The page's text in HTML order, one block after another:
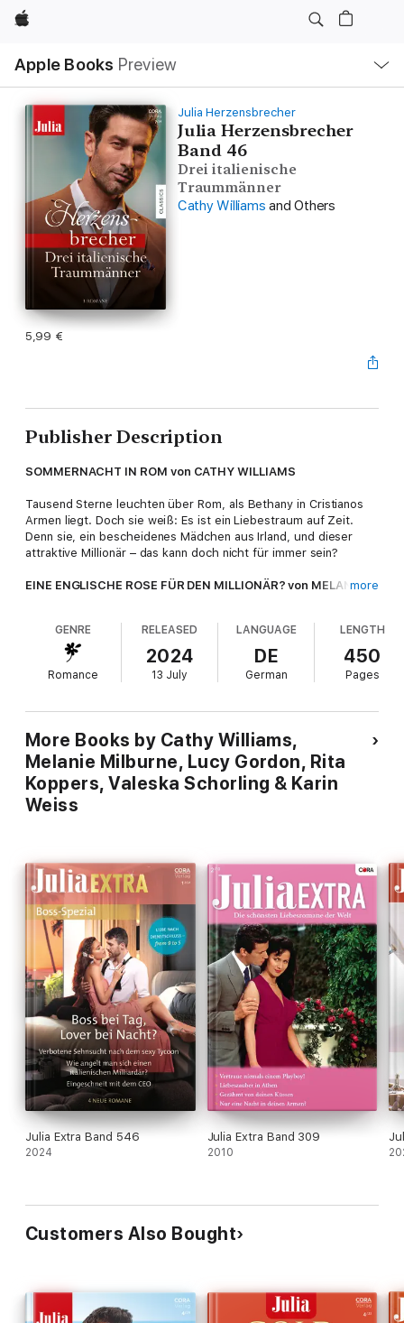
Apple
Apple Books Preview
Nav
Open
Menu
Julia Herzensbrecher
Julia Herzensbrecher
Band 46
Drei italienische
Traummänner
Cathy Williams and Others
5,99 €
Publisher Description
SOMMERNACHT IN ROM von CATHY WILLIAMS
Tausend Sterne leuchten über Rom, als Bethany in Cristianos
Armen liegt. Doch sie weiß: Es ist ein Liebestraum auf Zeit.
Denn sie, ein bescheidenes Mädchen aus Irland, und dieser
attraktive Millionär – das kann doch nicht für immer sein?
EINE ENGLISCHE ROSE FÜR DEN MILLIONÄR? von MELANIE
Poppy Silverton erinnert den italienischen Millionär Raffaele
Caffarelli ein bisschen an eine englische Rose: zart, lieblich,
herzergreifend schön – sinnlich und unschuldig zugleich! Doch
gerade diese Unschuld gerät jetzt in Gefahr …
LASS DIE SONNE IN DEIN HERZ von LUCY GORDON
Eine Affäre mit einem jüngeren Mann? Warum nicht, sagt sich
Della und genießt die romantischen Stunden mit dem
Archäologen Carlo Rinucci. Doch als Carlo ihr einen
überraschenden Heiratsantrag macht, ist sie plötzlich unsicher:
Kann das gut gehen?
more
GENRE
Romance
RELEASED
2024
13 July
LANGUAGE
DE
German
LENGTH
450
Pages
More Books by Cathy Williams,
Melanie Milburne, Lucy Gordon, Rita
Koppers, Valeska Schorling & Karin
Weiss
Julia Extra Band 546
2024
Julia Extra Band 309
2010
Customers Also Bought